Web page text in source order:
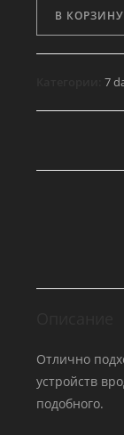
Гайковерт
В КОРЗИНУ
Категории:7
Отлично
устройств
подобного.